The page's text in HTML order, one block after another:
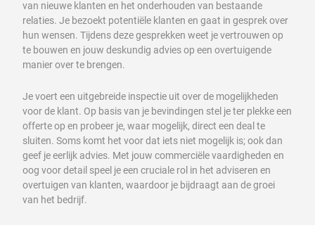
van nieuwe klanten en het onderhouden van bestaande
relaties. Je bezoekt potentiële klanten en gaat in gesprek over
hun wensen. Tijdens deze gesprekken weet je vertrouwen op
te bouwen en jouw deskundig advies op een overtuigende
manier over te brengen.
Je voert een uitgebreide inspectie uit over de mogelijkheden
voor de klant. Op basis van je bevindingen stel je ter plekke een
offerte op en probeer je, waar mogelijk, direct een deal te
sluiten. Soms komt het voor dat iets niet mogelijk is; ook dan
geef je eerlijk advies. Met jouw commerciële vaardigheden en
oog voor detail speel je een cruciale rol in het adviseren en
overtuigen van klanten, waardoor je bijdraagt aan de groei
van het bedrijf.